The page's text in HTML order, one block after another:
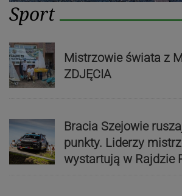
Sport
Mistrzowie świata z
ZDJĘCIA
Bracia Szejowie
punkty. Liderzy
wystartują w Rajdzie